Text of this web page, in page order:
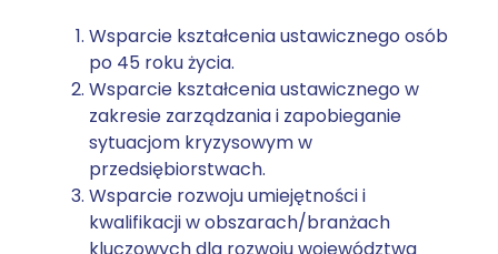
Wsparcie kształcenia ustawicznego osób
po 45 roku życia.
Wsparcie kształcenia ustawicznego w
zakresie zarządzania i zapobieganie
sytuacjom kryzysowym w
przedsiębiorstwach.
Wsparcie rozwoju umiejętności i
kwalifikacji w obszarach/branżach
kluczowych dla rozwoju województwa